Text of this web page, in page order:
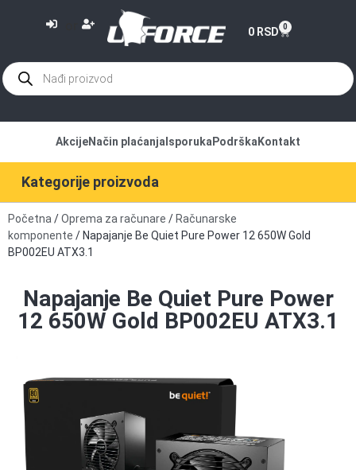
0 RSD 0
Kategorije proizvoda
AkcijeNačin plaćanja Isporuka Podrška Kontakt
Početna /Oprema za računare / Računarske
komponente / Napajanje Be Quiet Pure Power 12 650W Gold
BP002EU ATX3.1
Napajanje Be Quiet Pure Power
12 650W Gold BP002EU ATX3.1